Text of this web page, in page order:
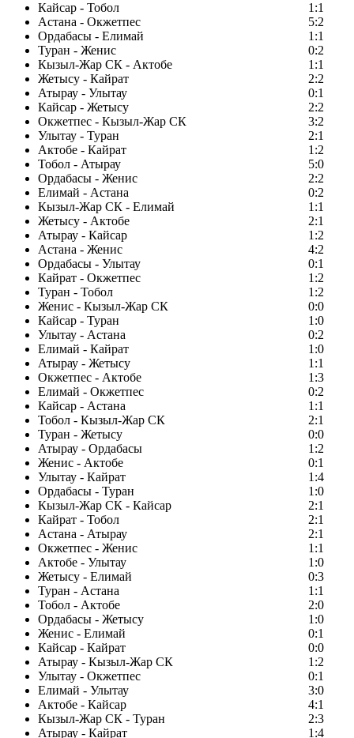
Кайсар - Тобол
1:1
Астана - Окжетпес
5:2
Ордабасы - Елимай
1:1
Туран - Женис
0:2
Кызыл-Жар СК - Актобе
1:1
Жетысу - Кайрат
2:2
Атырау - Улытау
0:1
Кайсар - Жетысу
2:2
Окжетпес - Кызыл-Жар СК
3:2
Улытау - Туран
2:1
Актобе - Кайрат
1:2
Тобол - Атырау
5:0
Ордабасы - Женис
2:2
Елимай - Астана
0:2
Кызыл-Жар СК - Елимай
1:1
Жетысу - Актобе
2:1
Атырау - Кайсар
1:2
Астана - Женис
4:2
Ордабасы - Улытау
0:1
Кайрат - Окжетпес
1:2
Туран - Тобол
1:2
Женис - Кызыл-Жар СК
0:0
Кайсар - Туран
1:0
Улытау - Астана
0:2
Елимай - Кайрат
1:0
Атырау - Жетысу
1:1
Окжетпес - Актобе
1:3
Елимай - Окжетпес
0:2
Кайсар - Астана
1:1
Тобол - Кызыл-Жар СК
2:1
Туран - Жетысу
0:0
Атырау - Ордабасы
1:2
Женис - Актобе
0:1
Улытау - Кайрат
1:4
Ордабасы - Туран
1:0
Кызыл-Жар СК - Кайсар
2:1
Кайрат - Тобол
2:1
Астана - Атырау
2:1
Окжетпес - Женис
1:1
Актобе - Улытау
1:0
Жетысу - Елимай
0:3
Туран - Астана
1:1
Тобол - Актобе
2:0
Ордабасы - Жетысу
1:0
Женис - Елимай
0:1
Кайсар - Кайрат
0:0
Атырау - Кызыл-Жар СК
1:2
Улытау - Окжетпес
0:1
Елимай - Улытау
3:0
Актобе - Кайсар
4:1
Кызыл-Жар СК - Туран
2:3
Атырау - Кайрат
1:4